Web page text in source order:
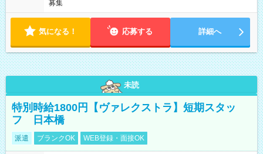
募集
気になる！ 応募する 詳細へ
未読
特別時給1800円【ヴァレクストラ】短期スタッ
フ 日本橋
派遣 ブランクOK WEB登録・面接OK